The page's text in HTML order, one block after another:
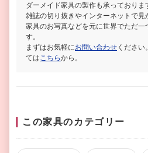
ダーメイド家具の製作も承っておりま
雑誌の切り抜きやインターネットで
家具のお写真などを元に世界でただ一
す。
まずはお気軽にお問い合わせ くださ
ては こちらから。
この家具のカテゴリー